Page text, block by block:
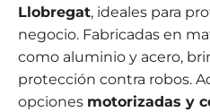
Llobregat, ideales para
negocio. Fabricadas en
como aluminio y acero,
protección contra robos.
opciones motorizadas y